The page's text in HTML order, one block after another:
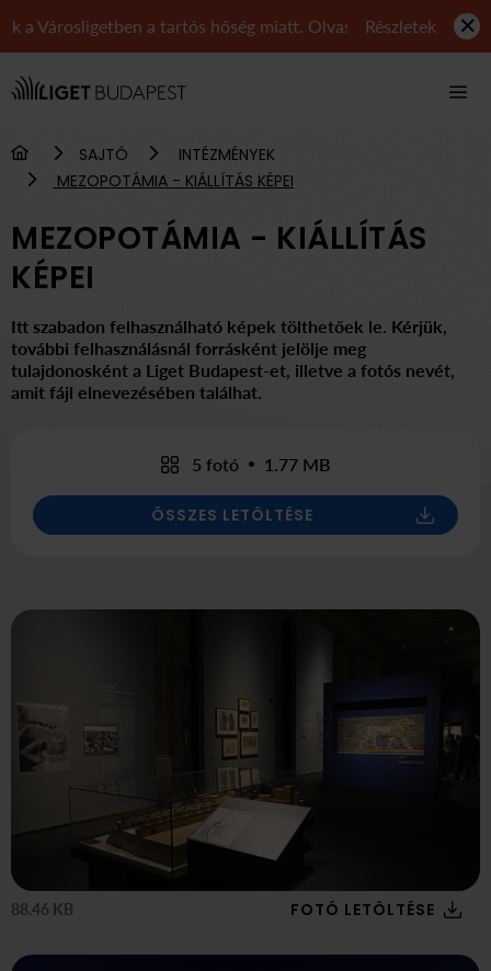
Városligetben a tartós hőség miatt. Olvasd el tájékoztatónkat
Részletek
Navigáció
SAJTÓ
INTÉZMÉNYEK
MEZOPOTÁMIA - KIÁLLÍTÁS KÉPEI
MEZOPOTÁMIA - KIÁLLÍTÁS
KÉPEI
Itt szabadon felhasználható képek tölthetőek le. Kérjük,
további felhasználásnál forrásként jelölje meg
tulajdonosként a Liget Budapest-et, illetve a fotós nevét,
amit fájl elnevezésében találhat.
5 fotó • 1.77 MB
ÖSSZES LETÖLTÉSE
88.46 KB FOTÓ LETÖLTÉSE